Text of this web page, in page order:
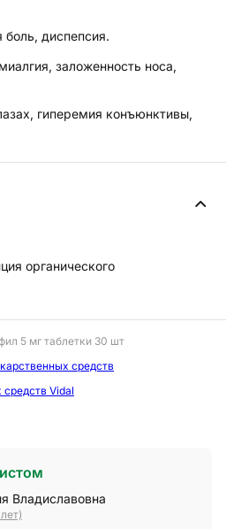
боль, диспепсия.
заложенность носа,
гиперемия конъюнктивы,
органического
5 мг таблетки 30 шт
средств
Vidal
Владиславовна